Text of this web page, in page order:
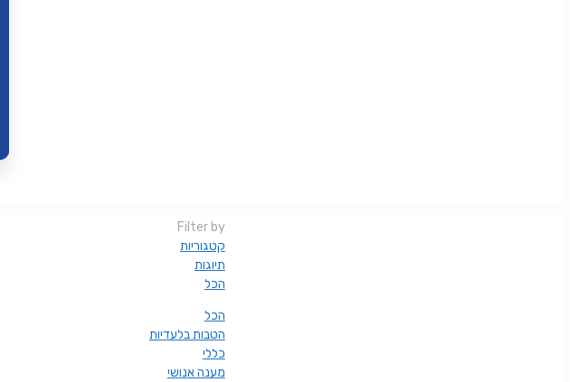
Filter by
קטגוריות
תיוגות
הכל
הכל
הטבות בלעדיות
כללי
מענה אנושי